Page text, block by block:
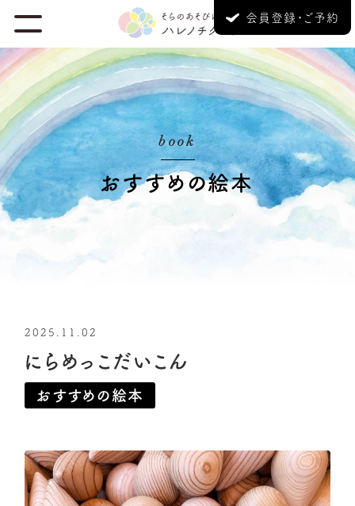
会員登録・ご予約
book
おすすめの絵本
2025.11.02
にらめっこだいこん
おすすめの絵本